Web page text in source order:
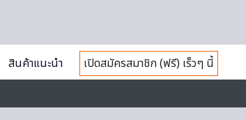
สินค้าแนะนำ
เปิดสมัครสมาชิก (ฟรี) เร็วๆ นี้